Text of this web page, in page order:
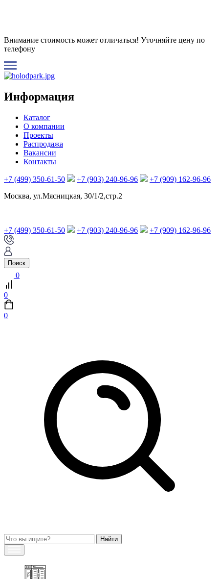
Внимание стоимость может отличаться! Уточняйте цену по
телефону
Информация
Каталог
О компании
Проекты
Распродажа
Вакансии
Контакты
+7 (499) 350-61-50 +7 (903) 240-96-96
+7 (909) 162-96-96
Москва, ул.Мясницкая, 30/1/2,стр.2
+7 (499) 350-61-50 +7 (903) 240-96-96 +7 (909) 162-96-96
Поиск
0
0
0